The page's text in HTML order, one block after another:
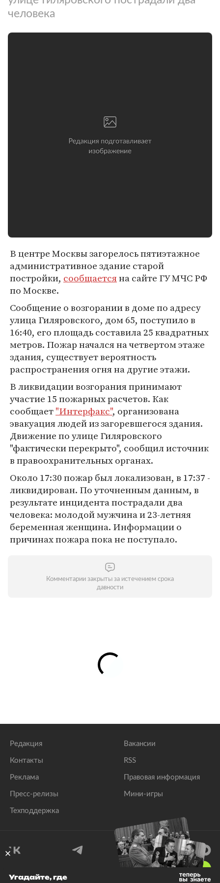
человека
В центре Москвы загорелось пятиэтажное
административное здание старой
постройки, сообщаетсяна сайте ГУ МЧС РФ
по Москве.
Сообщение о возгорании в доме по адресу
улица Гиляровского, дом 65, поступило в
16:40, его площадь составила 25 квадратных
метров. Пожар начался на четвертом этаже
здания, существует вероятность
распространения огня на другие этажи.
В ликвидации возгорания принимают
участие 15 пожарных расчетов. Как
сообщает"Интерфакс", организована
эвакуация людей из загоревшегося здания.
Движение по улице Гиляровского
"фактически перекрыто", сообщил источник
в правоохранительных органах.
Около 17:30 пожар был локализован, в 17:37 -
ликвидирован. По уточненным данным, в
результате инцидента пострадали два
человека: молодой мужчина и 23-летняя
беременная женщина. Информации о
причинах пожара пока не поступало.
Комментарии закрыты за истечением срока
давности
Редакция
Контакты
Реклама
Пресс-релизы
Техподдержка
Вакансии
RSS
Правовая информация
Мини-игры
Угадайте, где